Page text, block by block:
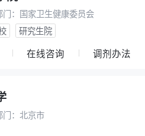
： 国家卫生健康委员会
研究生院
在线咨询 调剂办法
： 北京市